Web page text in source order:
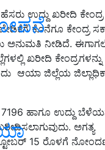
ಉದ್ದು ಖರೀದಿ ಕೇಂದ್ರ
ಕೊನೆಗೂ ಕೇಂದ್ರ
ಅನುಮತಿ ನೀಡಿದೆ.
ಖರೀದಿ ಕೇಂದ್ರಗಳನ್ನು
ಆಯಾ ಜಿಲ್ಲೆಯ
ಹಾಗೂ ಉದ್ದು
ಅಗತ್ಯ
15 ರೊಳಗೆ